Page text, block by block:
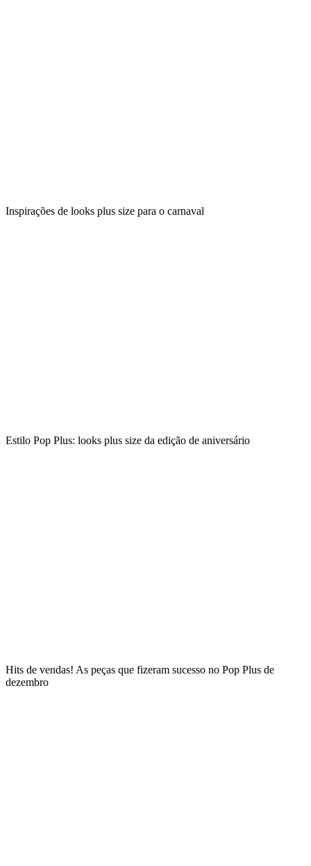
Inspirações de looks plus size para o carnaval
Estilo Pop Plus: looks plus size da edição de aniversário
Hits de vendas! As peças que fizeram sucesso no Pop Plus de
dezembro